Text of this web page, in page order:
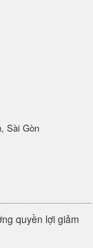
Sài Gòn
quyền lợi giảm